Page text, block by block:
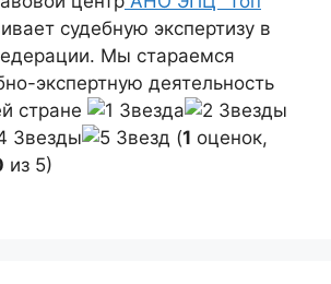
судебную экспертизу в
Мы стараемся
экспертную деятельность
стране
(1 оценок,
из 5)